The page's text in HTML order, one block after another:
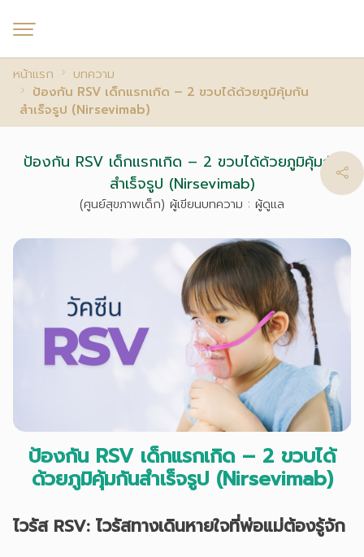
หน้าแรก
บทความ
ป้องกัน RSV เด็กแรกเกิด – 2 ขวบได้ด้วยภูมิคุ้มกัน
สำเร็จรูป (Nirsevimab)
ป้องกัน RSV เด็กแรกเกิด – 2 ขวบได้ด้วยภูมิคุ้มกัน
สำเร็จรูป (Nirsevimab)
(ศูนย์สุขภาพเด็ก) ผู้เขียนบทความ : ผู้ดูแล
ป้องกัน RSV เด็กแรกเกิด – 2 ขวบได้
ด้วยภูมิคุ้มกันสำเร็จรูป (Nirsevimab)
ไวรัส RSV: ไวรัสทางเดินหายใจที่พ่อแม่ต้องรู้จัก